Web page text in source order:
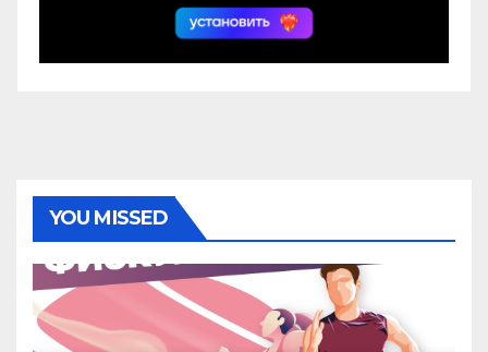
YOU MISSED